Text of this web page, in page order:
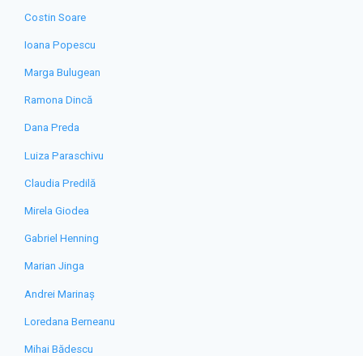
Costin Soare
Ioana Popescu
Marga Bulugean
Ramona Dincă
Dana Preda
Luiza Paraschivu
Claudia Predilă
Mirela Giodea
Gabriel Henning
Marian Jinga
Andrei Marinaș
Loredana Berneanu
Mihai Bădescu